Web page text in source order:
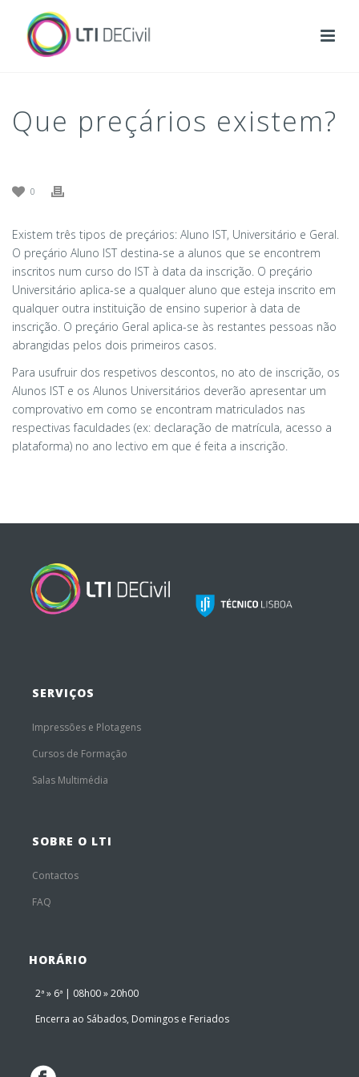
Que preçários existem?
0
Existem três tipos de preçários: Aluno IST, Universitário e Geral.
O preçário Aluno IST destina-se a alunos que se encontrem
inscritos num curso do IST à data da inscrição. O preçário
Universitário aplica-se a qualquer aluno que esteja inscrito em
qualquer outra instituição de ensino superior à data de
inscrição. O preçário Geral aplica-se às restantes pessoas não
abrangidas pelos dois primeiros casos.
Para usufruir dos respetivos descontos, no ato de inscrição, os
Alunos IST e os Alunos Universitários deverão apresentar um
comprovativo em como se encontram matriculados nas
respectivas faculdades (ex: declaração de matrícula, acesso a
plataforma) no ano lectivo em que é feita a inscrição.
SERVIÇOS
Impressões e Plotagens
Cursos de Formação
Salas Multimédia
SOBRE O LTI
Contactos
FAQ
HORÁRIO
2ª » 6ª | 08h00 » 20h00
Encerra ao Sábados, Domingos e Feriados